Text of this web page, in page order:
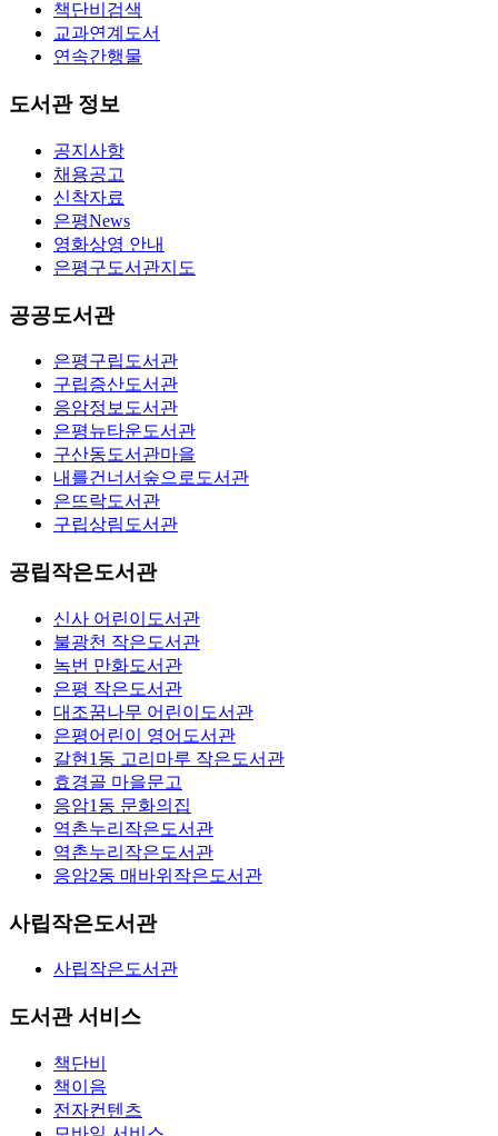
책단비검색
교과연계도서
연속간행물
도서관 정보
공지사항
채용공고
신착자료
은평News
영화상영 안내
은평구도서관지도
공공도서관
은평구립도서관
구립증산도서관
응암정보도서관
은평뉴타운도서관
구산동도서관마을
내를건너서숲으로도서관
은뜨락도서관
구립상림도서관
공립작은도서관
신사 어린이도서관
불광천 작은도서관
녹번 만화도서관
은평 작은도서관
대조꿈나무 어린이도서관
은평어린이 영어도서관
갈현1동 고리마루 작은도서관
효경골 마을문고
응암1동 문화의집
역촌누리작은도서관
역촌누리작은도서관
응암2동 매바위작은도서관
사립작은도서관
사립작은도서관
도서관 서비스
책단비
책이음
전자컨텐츠